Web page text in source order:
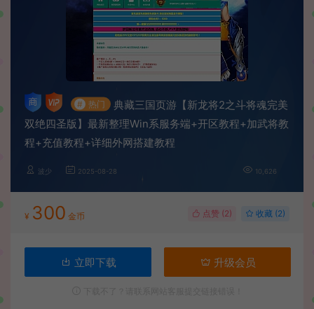
# 热门
典藏三国页游【新龙将2之斗将魂完美
双绝四圣版】最新整理Win系服务端+开区教程+加武将教
程+充值教程+详细外网搭建教程
波少 2025-08-28 10,626
¥ 300 金币 点赞 (2) 收藏 (2)
立即下载 升级会员